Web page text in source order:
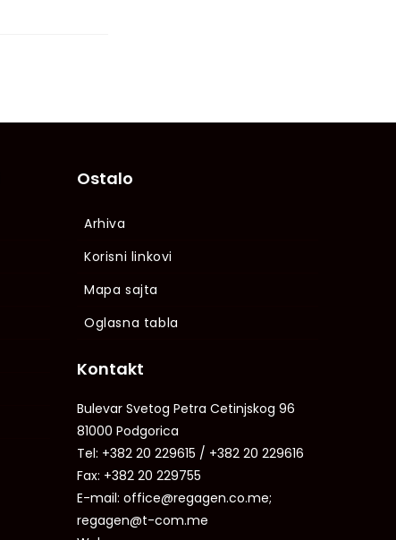
Ostalo
Arhiva
Korisni linkovi
Mapa sajta
Oglasna tabla
Kontakt
Bulevar Svetog Petra Cetinjskog 96
81000 Podgorica
Tel: +382 20 229615 / +382 20 229616
Fax: +382 20 229755
E-mail: office@regagen.co.me;
regagen@t-com.me